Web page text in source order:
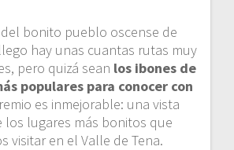
bonito pueblo oscense de
hay unas cuantas rutas muy
pero quizá sean los ibones de
populares para conocer con
es inmejorable: una vista
los lugares más bonitos que
visitar en el Valle de Tena.